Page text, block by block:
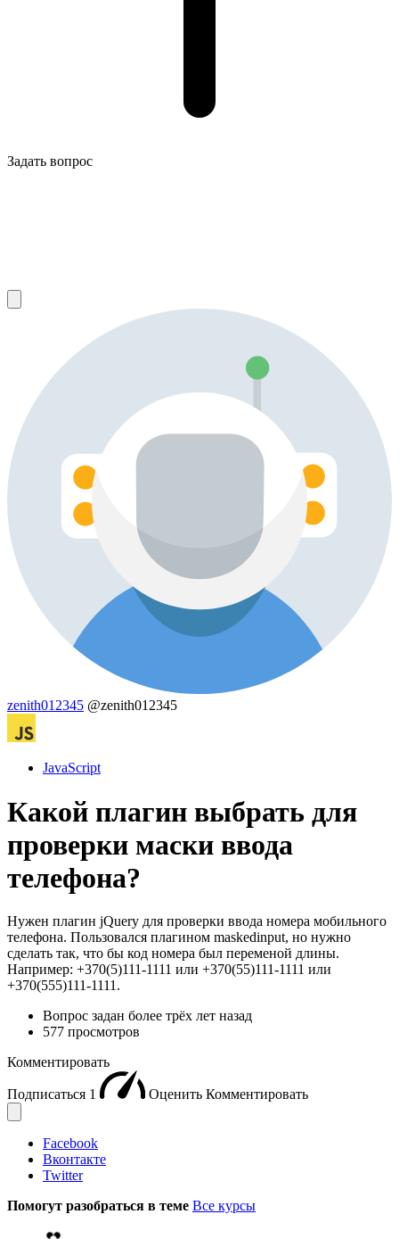
Задать вопрос
zenith012345 @zenith012345
JavaScript
Какой плагин выбрать для
проверки маски ввода
телефона?
Нужен плагин jQuery для проверки ввода номера мобильного
телефона. Пользовался плагином maskedinput, но нужно
сделать так, что бы код номера был переменой длины.
Например: +370(5)111-1111 или +370(55)111-1111 или
+370(555)111-1111.
Вопрос задан более трёх лет назад
577 просмотров
Комментировать
Подписаться 1 Оценить Комментировать
Facebook
Вконтакте
Twitter
Помогут разобраться в теме Все курсы